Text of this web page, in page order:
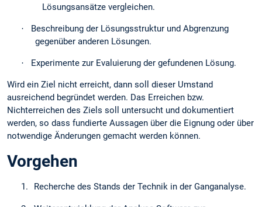
Lösungsansätze vergleichen.
·
Beschreibung der Lösungsstruktur und Abgrenzung
gegenüber anderen Lösungen.
· Experimente zur Evaluierung der gefundenen Lösung.
Wird ein Ziel nicht erreicht, dann soll dieser Umstand
ausreichend begründet werden. Das Erreichen bzw.
Nichterreichen des Ziels soll untersucht und dokumentiert
werden, so dass fundierte Aussagen über die Eignung oder über
notwendige Änderungen gemacht werden können.
Vorgehen
1. Recherche des Stands der Technik in der Ganganalyse.